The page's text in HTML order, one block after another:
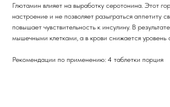
Глютамин влияет на выработку серотонина. Этот
настроение и не позволяет разыграться аппетиту
повышает чувствительность к инсулину. В
мышечными клетками, а в крови снижается уровень
Рекомендации по применению: 4 таблетки порция